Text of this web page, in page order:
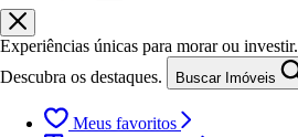
Experiências únicas para morar ou investir.
Descubra os destaques.
Buscar Imóveis
Meus favoritos